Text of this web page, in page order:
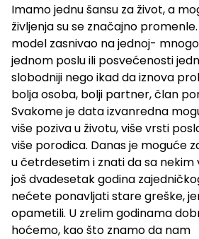
Imamo jednu šansu za život, a
življenja su se značajno
model zasnivao na jednoj-
jednom poslu ili posvećenosti
slobodniji nego ikad da iznova
bolja osoba, bolji partner, član
Svakome je data izvanredna
više poziva u životu, više vrsti
više porodica. Danas je moguće
u četrdesetim i znati da sa
još dvadesetak godina
nećete ponavljati stare greške,
opametili. U zrelim godinama
hoćemo, kao što znamo da nam